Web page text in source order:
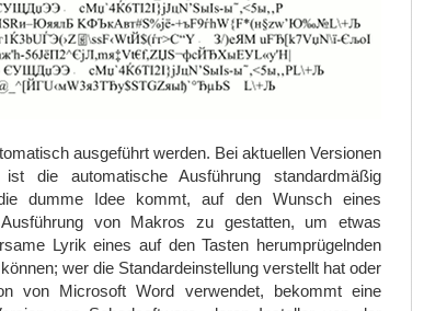
ausgeführt werden. Bei aktuellen Versionen
die automatische Ausführung standardmäßig
dumme Idee kommt, auf den Wunsch eines
von Makros zu gestatten, um etwas
Lyrik eines auf den Tasten herumprügelnden
wer die Standardeinstellung verstellt hat oder
von Microsoft Word verwendet, bekommt eine